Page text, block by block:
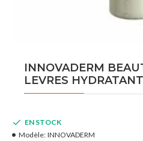
INNOVADERM
LEVRES
EN STOCK
Modèle: INNOVADERM